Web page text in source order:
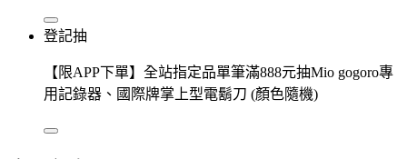
登記抽
【限APP下單】全站指定品單筆滿888元抽Mio gogoro專
用記錄器、國際牌掌上型電鬍刀 (顏色隨機)